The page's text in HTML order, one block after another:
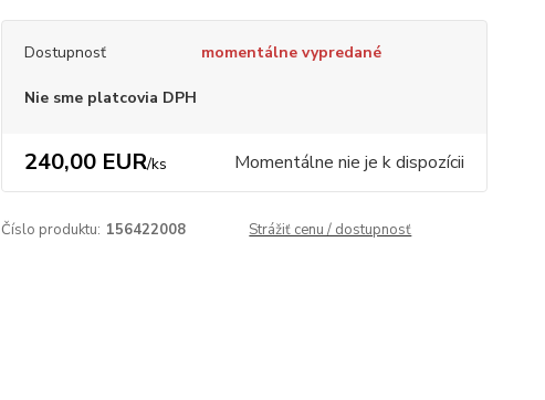
Dostupnosť momentálne vypredané
Nie sme platcovia DPH
240,00 EUR/ks Momentálne nie je k dispozícii
Číslo produktu: 156422008 Strážiť cenu / dostupnosť